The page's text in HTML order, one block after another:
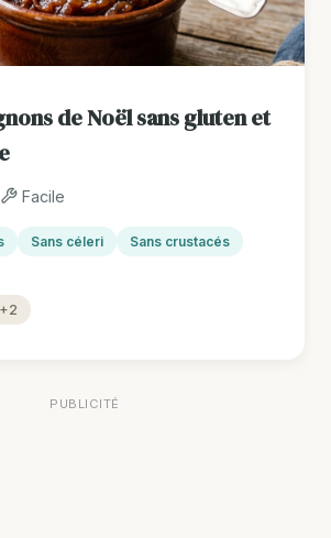
de Noël sans gluten et
Facile
Sans céleri
Sans crustacés
+2
PUBLICITÉ